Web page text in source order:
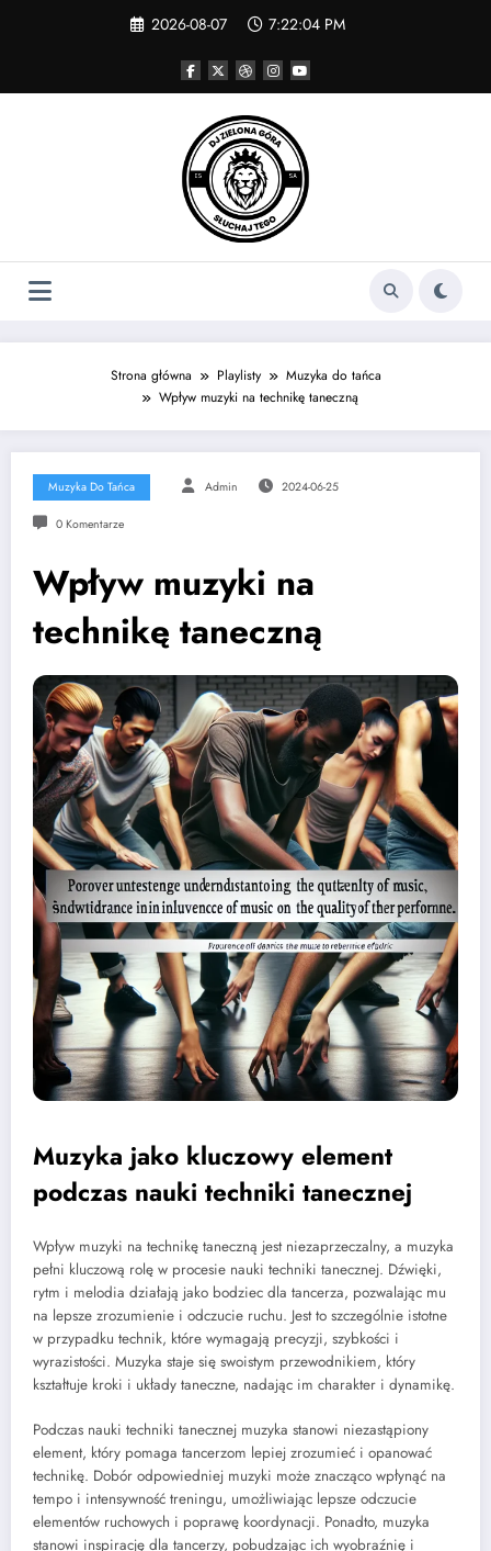
2026-08-07 7:22:04 PM
Strona główna Playlisty
Muzyka do tańca
Wpływ muzyki na technikę taneczną
Muzyka Do Tańca Admin 2024-06-25
0 Komentarze
Wpływ muzyki na
technikę taneczną
Muzyka jako kluczowy element
podczas nauki techniki tanecznej
Wpływ muzyki na technikę taneczną jest niezaprzeczalny, a muzyka
pełni kluczową rolę w procesie nauki techniki tanecznej. Dźwięki,
rytm i melodia działają jako bodziec dla tancerza, pozwalając mu
na lepsze zrozumienie i odczucie ruchu. Jest to szczególnie istotne
w przypadku technik, które wymagają precyzji, szybkości i
wyrazistości. Muzyka staje się swoistym przewodnikiem, który
kształtuje kroki i układy taneczne, nadając im charakter i dynamikę.
Podczas nauki techniki tanecznej muzyka stanowi niezastąpiony
element, który pomaga tancerzom lepiej zrozumieć i opanować
technikę. Dobór odpowiedniej muzyki może znacząco wpłynąć na
tempo i intensywność treningu, umożliwiając lepsze odczucie
elementów ruchowych i poprawę koordynacji. Ponadto, muzyka
stanowi inspirację dla tancerzy, pobudzając ich wyobraźnię i